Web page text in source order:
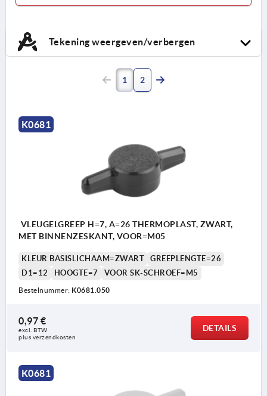
Tekening weergeven/verbergen
1 2
K0681
VLEUGELGREEP H=7, A=26 THERMOPLAST, ZWART,
MET BINNENZESKANT, VOOR=M05
KLEUR BASISLICHAAM=ZWART
GREEPLENGTE=26
D1=12
HOOGTE=7 VOOR SK-SCHROEF=M5
Bestelnummer: K0681.050
0,97 €
excl. BTW
plus verzendkosten
DETAILS
K0681